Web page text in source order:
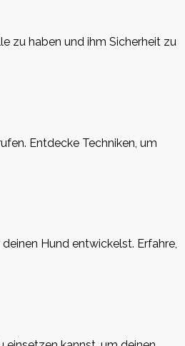
zu haben und ihm Sicherheit zu
Entdecke Techniken, um
Hund entwickelst. Erfahre,